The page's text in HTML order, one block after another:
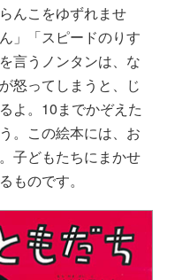
んこをゆずれませ
」「スピードのりす
言うノンタンは、な
怒ってしまうと、じ
よ。10までかぞえた
。この絵本には、お
子どもたちにまかせ
ものです。